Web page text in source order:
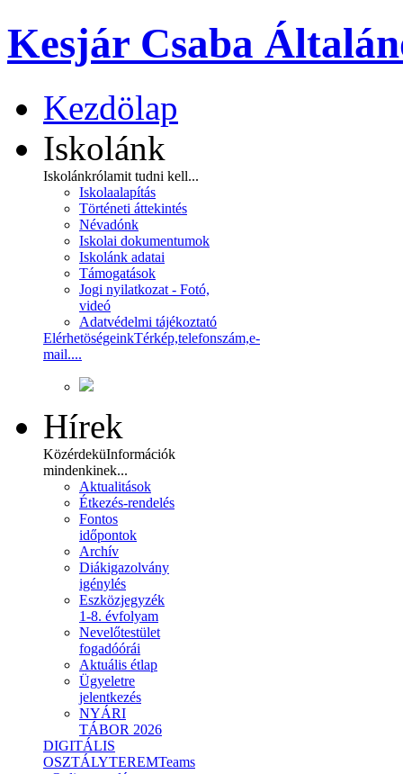
Kesjár Csaba
Kezdölap
Iskolánk
Iskolánkrólamit tudni kell...
Iskolaalapítás
Történeti áttekintés
Névadónk
Iskolai dokumentumok
Iskolánk adatai
Támogatások
Jogi nyilatkozat - Fotó,
videó
Adatvédelmi tájékoztató
ElérhetöségeinkTérkép,telefonszám,e-
mail....
Hírek
KözérdeküInformációk
mindenkinek...
Aktualitások
Étkezés-rendelés
Fontos
időpontok
Archív
Diákigazolvány
igénylés
Eszközjegyzék
1-8. évfolyam
Nevelőtestület
fogadóórái
Aktuális étlap
Ügyeletre
jelentkezés
NYÁRI
TÁBOR 2026
DIGITÁLIS
OSZTÁLYTEREMTeams